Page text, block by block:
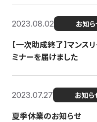
2023.08.02 お知ら
【一次助成終了】マン
ミナーを届けました
2023.07.27 お知ら
夏季休業のお知らせ